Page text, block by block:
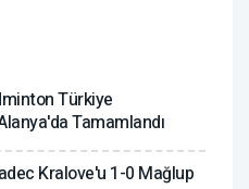
Türkiye
Tamamlandı
Kralove'u 1-0 Mağlup